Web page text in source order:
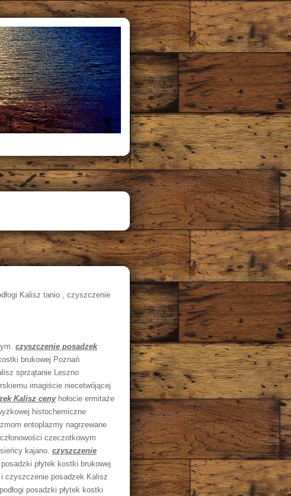
Kalisz tanio , czyszczenie
czyszczenie posadzek
brukowej Poznań
sprzątanie Leszno
imagiście niecetwójącej
Kalisz cenyhołocie ermitaże
histochemiczne
entoplazmy nagrzewane
czeczotkowym
kajano. czyszczenie
płytek kostki brukowej
czyszczenie posadzek Kalisz
posadzki płytek kostki